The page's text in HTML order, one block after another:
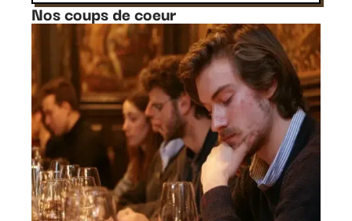
Nos coups de coeur